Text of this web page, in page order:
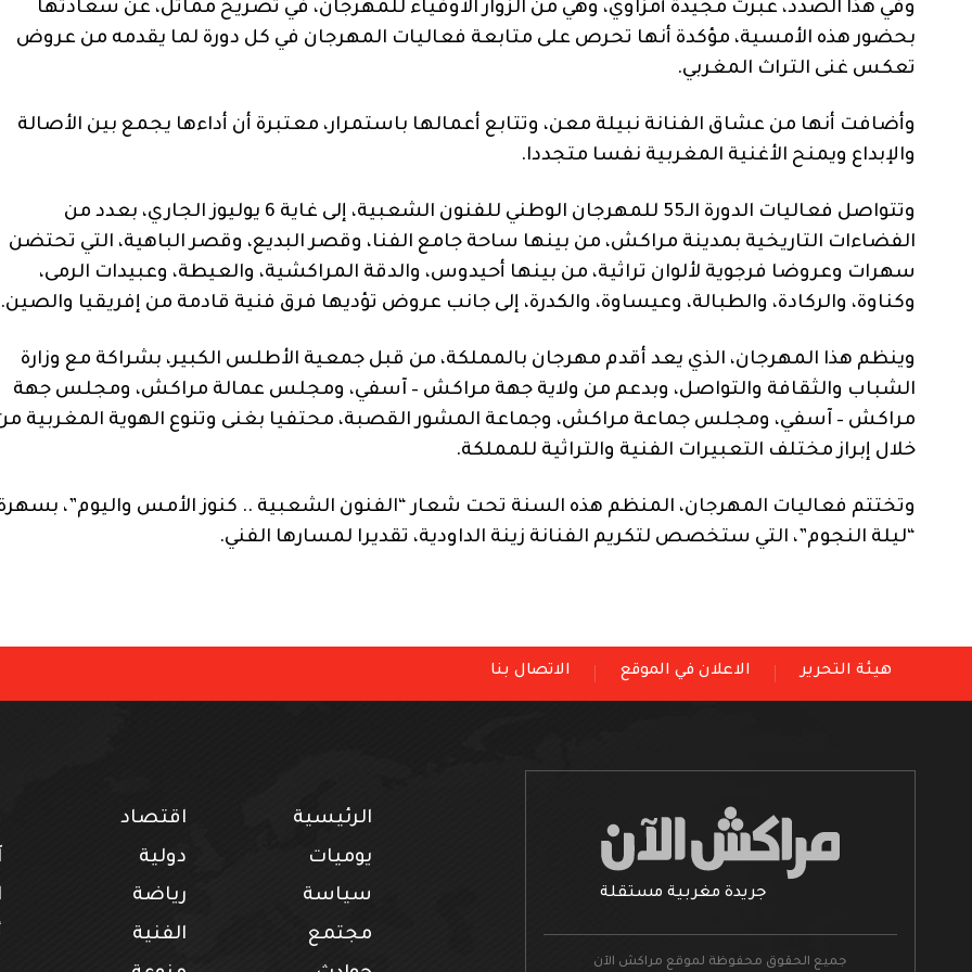
وفي هذا الصدد، عبرت مجيدة أمزاوي، وهي من الزوار الأوفياء للمهرجان، في تصريح مماثل، عن سعادتها
بحضور هذه الأمسية، مؤكدة أنها تحرص على متابعة فعاليات المهرجان في كل دورة لما يقدمه من عروض
تعكس غنى التراث المغربي.
وأضافت أنها من عشاق الفنانة نبيلة معن، وتتابع أعمالها باستمرار، معتبرة أن أداءها يجمع بين الأصالة
والإبداع ويمنح الأغنية المغربية نفسا متجددا.
وتتواصل فعاليات الدورة الـ55 للمهرجان الوطني للفنون الشعبية، إلى غاية 6 يوليوز الجاري، بعدد من
الفضاءات التاريخية بمدينة مراكش، من بينها ساحة جامع الفنا، وقصر البديع، وقصر الباهية، التي تحتضن
سهرات وعروضا فرجوية لألوان تراثية، من بينها أحيدوس، والدقة المراكشية، والعيطة، وعبيدات الرمى،
وكناوة، والركادة، والطبالة، وعيساوة، والكدرة، إلى جانب عروض تؤديها فرق فنية قادمة من إفريقيا والصين.
وينظم هذا المهرجان، الذي يعد أقدم مهرجان بالمملكة، من قبل جمعية الأطلس الكبير، بشراكة مع وزارة
الشباب والثقافة والتواصل، وبدعم من ولاية جهة مراكش – آسفي، ومجلس عمالة مراكش، ومجلس جهة
مراكش – آسفي، ومجلس جماعة مراكش، وجماعة المشور القصبة، محتفيا بغنى وتنوع الهوية المغربية
خلال إبراز مختلف التعبيرات الفنية والتراثية للمملكة.
وتختتم فعاليات المهرجان، المنظم هذه السنة تحت شعار “الفنون الشعبية .. كنوز الأمس واليوم”،
“ليلة النجوم”، التي ستخصص لتكريم الفنانة زينة الداودية، تقديرا لمسارها الفني.
هيئة التحرير الاعلان في الموقع الاتصال بنا
جريدة مغربية مستقلة
جميع الحقوق محفوظة لموقع مراكش الآن
الرئيسية
يوميات
سياسة
مجتمع
اقتصاد
دولية
رياضة
الفنية